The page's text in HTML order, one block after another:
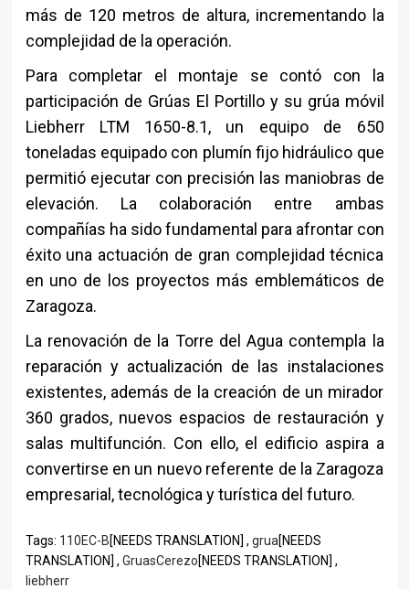
más de 120 metros de altura, incrementando la
complejidad de la operación.
Para completar el montaje se contó con la
participación de Grúas El Portillo y su grúa móvil
Liebherr LTM 1650-8.1, un equipo de 650
toneladas equipado con plumín fijo hidráulico que
permitió ejecutar con precisión las maniobras de
elevación. La colaboración entre ambas
compañías ha sido fundamental para afrontar con
éxito una actuación de gran complejidad técnica
en uno de los proyectos más emblemáticos de
Zaragoza.
La renovación de la Torre del Agua contempla la
reparación y actualización de las instalaciones
existentes, además de la creación de un mirador
360 grados, nuevos espacios de restauración y
salas multifunción. Con ello, el edificio aspira a
convertirse en un nuevo referente de la Zaragoza
empresarial, tecnológica y turística del futuro.
Tags: 110EC-B[NEEDS TRANSLATION] , grua[NEEDS
TRANSLATION] , GruasCerezo[NEEDS TRANSLATION] ,
liebherr